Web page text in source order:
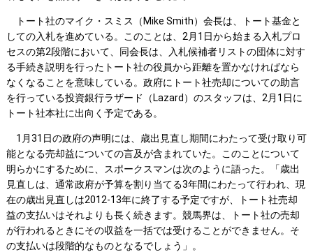
トート社のマイク・スミス（Mike Smith）会長は、トート基金と
しての入札を進めている。このことは、2月1日から始まる入札プロ
セスの第2段階において、同会長は、入札候補者リストの団体に対す
る手続き説明を行ったトート社の役員から距離を置かなければなら
なくなることを意味している。政府にトート社売却についての助言
を行っている投資銀行ラザード（Lazard）のスタッフは、2月1日に
トート社本社に出向く予定である。
1月31日の政府の声明には、歳出見直し期間にわたって受け取り可
能となる売却益についての言及が含まれていた。このことについて
明らかにするために、スポークスマンは次のように語った。「歳出
見直しは、通常政府が予算を割り当てる3年間にわたって行われ、現
在の歳出見直しは2012-13年に終了する予定ですが、トート社売却
益の支払いはそれよりも長く続きます。競馬界は、トート社の売却
が行われるときにその収益を一括では受けることができません。そ
の支払いは段階的なものとなるでしょう」。